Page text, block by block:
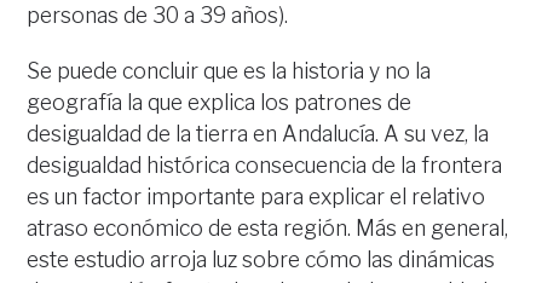
personas de 30 a 39 años).
Se puede concluir que es la historia y no la
geografía la que explica los patrones de
desigualdad de la tierra en Andalucía. A su vez, la
desigualdad histórica consecuencia de la frontera
es un factor importante para explicar el relativo
atraso económico de esta región. Más en general,
este estudio arroja luz sobre cómo las dinámicas